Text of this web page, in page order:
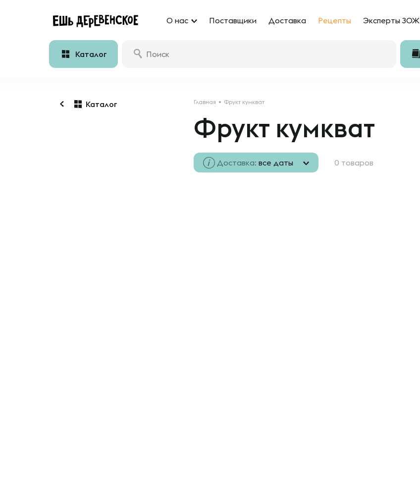
О нас Поставщики Доставка Рецепты Эксперты ЗОЖ
Каталог
Каталог Главная Фрукт кумкват
Фрукт кумкват
Доставка: все даты 0 товаров